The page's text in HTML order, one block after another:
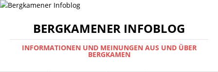
BERGKAMENER INFOBLOG
INFORMATIONEN UND MEINUNGEN AUS UND ÜBER
BERGKAMEN